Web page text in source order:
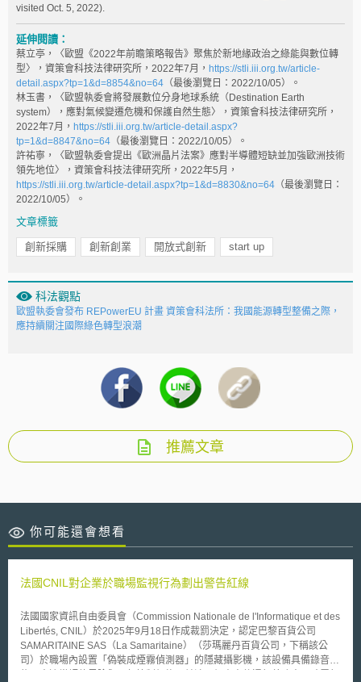
visited Oct. 5, 2022).
延伸閱讀：
蔡立亭，〈歐盟《2022年前瞻策略報告》聚焦於新地緣政治之綠能與數位轉
型〉，資策會科技法律研究所，2022年7月， https://stli.iii.org.tw/article-
detail.aspx?tp=1&d=8854&no=64 （最後瀏覽日：2022/10/05）。
林玉書，〈歐盟執委會將發展數位分身地球系統（Destination Earth
system），應對氣候變遷危機和保護自然生態〉，資策會科技法律研究所，
2022年7月， https://stli.iii.org.tw/article-detail.aspx?
tp=1&d=8847&no=64 （最後瀏覽日：2022/10/05）。
許祐寧，〈歐盟執委會提出《歐洲晶片法案》應對半導體短缺並加強歐洲技術
領先地位〉，資策會科技法律研究所，2022年5月，
https://stli.iii.org.tw/article-detail.aspx?tp=1&d=8830&no=64 （最後瀏覽日：
2022/10/05）。
文章標籤
創新採購 創新創業 開放式創新 start up
科法觀點
歐盟執委會發布 REPowerEU 計畫 資策會科法所：我國能源轉型整備之際，
應持續關注國際綠色轉型浪潮
推薦文章
你可能還會想看
法國CNIL對企業於職場監視行為劃出警告紅線
法國國家資訊自由委員會（Commission Nationale de l'Informatique et des
Libertés, CNIL）於2025年9月18日作成裁罰決定，認定巴黎百貨公司
SAMARITAINE SAS（La Samaritaine）（莎瑪麗丹百貨公司，下稱該公
司）於職場內設置「偽裝成煙霧偵測器」的隱藏攝影機，該設備具備錄音功